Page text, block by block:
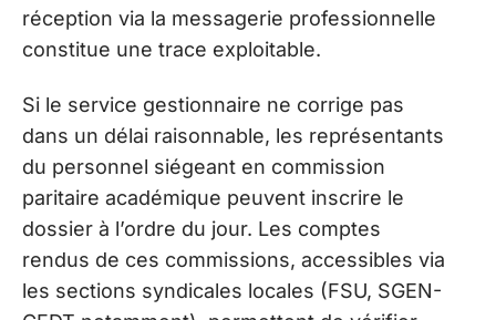
réception via la messagerie professionnelle
constitue une trace exploitable.
Si le service gestionnaire ne corrige pas
dans un délai raisonnable, les représentants
du personnel siégeant en commission
paritaire académique peuvent inscrire le
dossier à l’ordre du jour. Les comptes
rendus de ces commissions, accessibles via
les sections syndicales locales (FSU, SGEN-